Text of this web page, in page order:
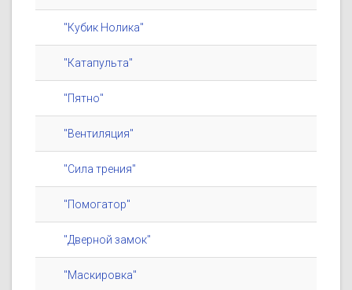
"Кубик Нолика"
"Катапульта"
"Пятно"
"Вентиляция"
"Сила трения"
"Помогатор"
"Дверной замок"
"Маскировка"